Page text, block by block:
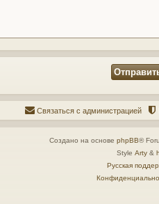
Связаться с администрацией
Создано на основе phpBB®
Style Arty &
Русская